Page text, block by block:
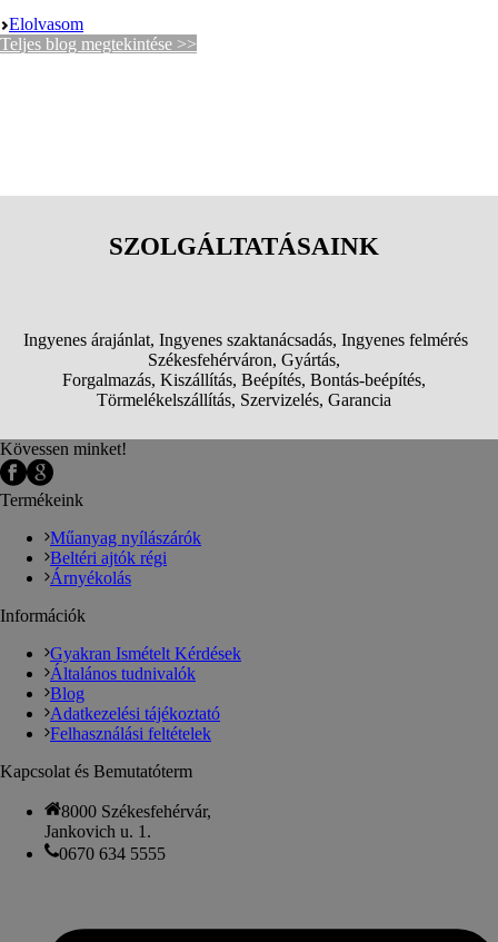
Elolvasom
Teljes blog megtekintése >>
SZOLGÁLTATÁSAINK
Ingyenes árajánlat, Ingyenes szaktanácsadás, Ingyenes felmérés
Székesfehérváron, Gyártás,
Forgalmazás, Kiszállítás, Beépítés, Bontás-beépítés,
Törmelékelszállítás, Szervizelés, Garancia
Kövessen minket!
Termékeink
Műanyag nyílászárók
Beltéri ajtók régi
Árnyékolás
Információk
Gyakran Ismételt Kérdések
Általános tudnivalók
Blog
Adatkezelési tájékoztató
Felhasználási feltételek
Kapcsolat és Bemutatóterm
8000 Székesfehérvár,
Jankovich u. 1.
0670 634 5555